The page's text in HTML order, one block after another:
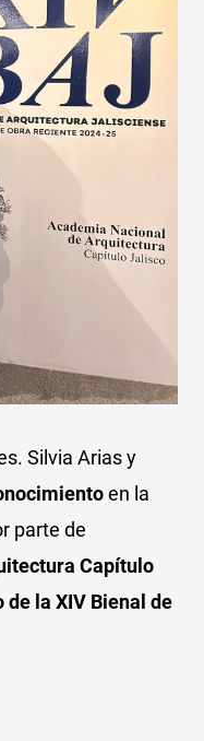
Silvia Arias y
en la
parte de
Capítulo
la XIV Bienal de